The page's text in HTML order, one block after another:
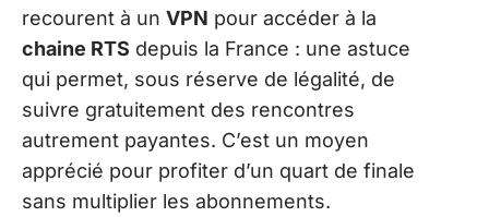
recourent à un VPN pour accéder à la
chaine RTS depuis la France : une astuce
qui permet, sous réserve de légalité, de
suivre gratuitement des rencontres
autrement payantes. C’est un moyen
apprécié pour profiter d’un quart de finale
sans multiplier les abonnements.